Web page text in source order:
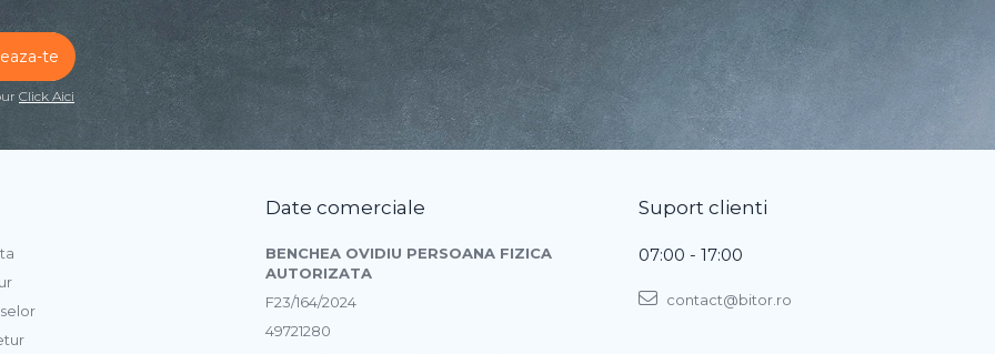
Click Aici
Date comerciale
BENCHEA OVIDIU PERSOANA FIZICA
AUTORIZATA
F23/164/2024
49721280
Suport clienti
07:00 - 17:00
contact@bitor.ro